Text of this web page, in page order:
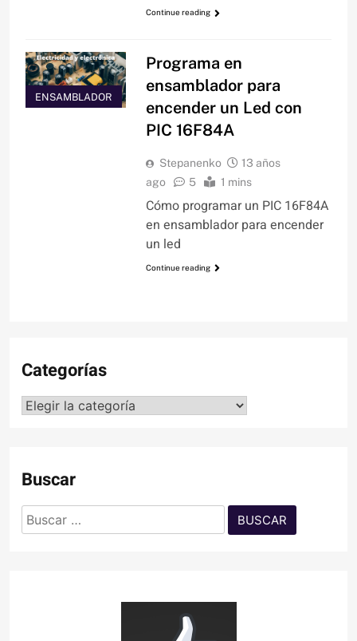
Continue reading
ENSAMBLADOR
Programa en
ensamblador para
encender un Led con
PIC 16F84A
Stepanenko
13 años
ago
5 1 mins
Cómo programar un PIC 16F84A
en ensamblador para encender
un led
Continue reading
Categorías
Categorías
Buscar
Buscar: